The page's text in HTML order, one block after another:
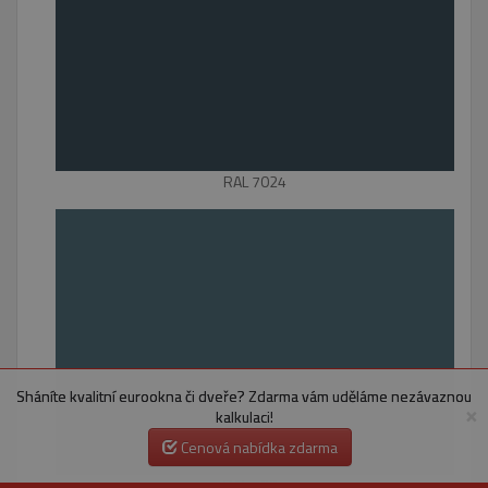
RAL 7024
×
Sháníte kvalitní eurookna či dveře? Zdarma vám uděláme nezávaznou
kalkulaci!
Cenová nabídka zdarma